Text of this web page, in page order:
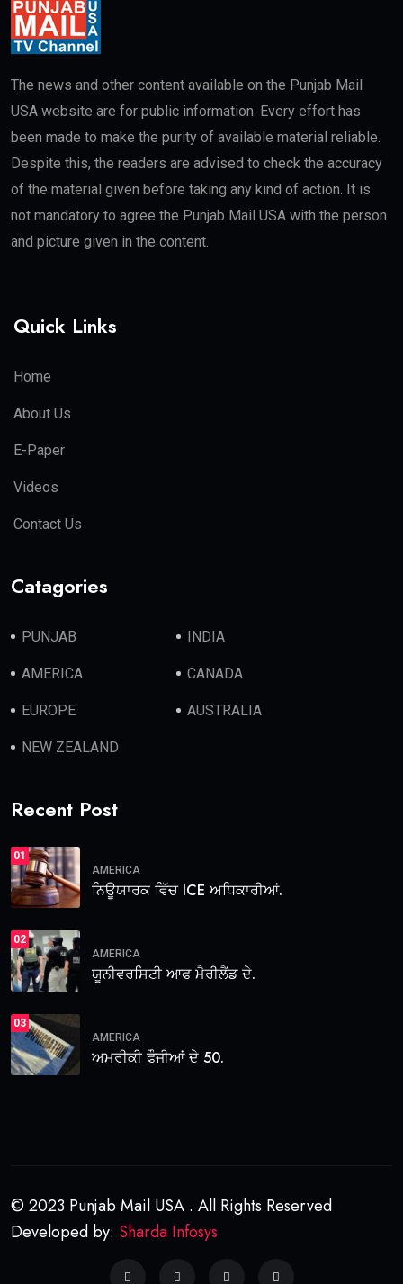
The news and other content available on the Punjab Mail
USA website are for public information. Every effort has
been made to make the purity of available material reliable.
Despite this, the readers are advised to check the accuracy
of the material given before taking any kind of action. It is
not mandatory to agree the Punjab Mail USA with the person
and picture given in the content.
Quick Links
Home
About Us
E-Paper
Videos
Contact Us
Catagories
PUNJAB INDIA
AMERICA CANADA
EUROPE AUSTRALIA
NEW ZEALAND
Recent Post
01
AMERICA
ਨਿਊਯਾਰਕ ਵਿੱਚ ICE ਅਧਿਕਾਰੀਆਂ.
02
AMERICA
ਯੂਨੀਵਰਸਿਟੀ ਆਫ ਮੈਰੀਲੈਂਡ ਦੇ.
03
AMERICA
ਅਮਰੀਕੀ ਫੌਜੀਆਂ ਦੇ 50.
© 2023 Punjab Mail USA . All Rights Reserved
Developed by: Sharda Infosys